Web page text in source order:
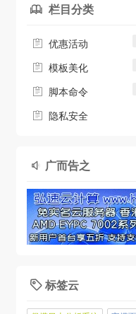
 栏目分类
 优惠活动
 模板美化
 脚本命令
 隐私安全
 广而告之
 标签云